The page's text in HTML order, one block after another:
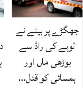
جھگڑے پر بیٹے نے
لوہے کی راڈ سے
بوڑھی ماں اور
ہمسائی کو قتل…